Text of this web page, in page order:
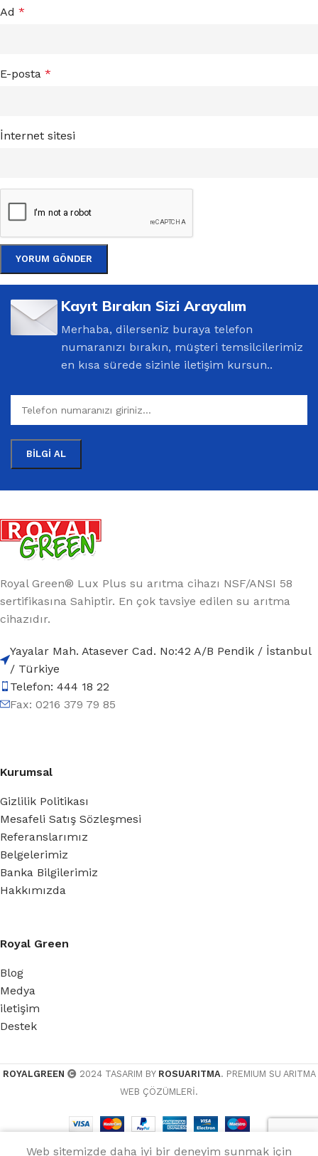
Ad *
E-posta *
İnternet sitesi
Kayıt Bırakın Sizi Arayalım
Merhaba, dilerseniz buraya telefon
numaranızı bırakın, müşteri temsilcilerimiz
en kısa sürede sizinle iletişim kursun..
Royal Green® Lux Plus su arıtma cihazı NSF/ANSI 58
sertifikasına Sahiptir. En çok tavsiye edilen su arıtma
cihazıdır.
Yayalar Mah. Atasever Cad. No:42 A/B Pendik / İstanbul
/ Türkiye
Telefon: 444 18 22
Fax: 0216 379 79 85
Kurumsal
Gizlilik Politikası
Mesafeli Satış Sözleşmesi
Referanslarımız
Belgelerimiz
Banka Bilgilerimiz
Hakkımızda
Royal Green
Blog
Medya
iletişim
Destek
ROYALGREEN 2024 TASARIM BY ROSUARITMA. PREMIUM SU ARITMA
WEB ÇÖZÜMLERİ.
Web sitemizde daha iyi bir deneyim sunmak için